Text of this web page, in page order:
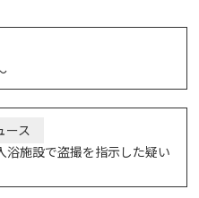
ース
浴施設で盗撮を指示した疑い